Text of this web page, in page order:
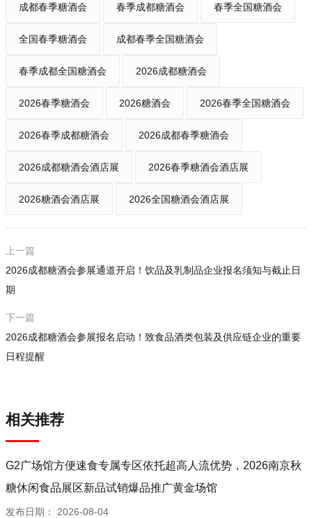
成都春季糖酒会 春季成都糖酒会 春季全国糖酒会
全国春季糖酒会 成都春季全国糖酒会
春季成都全国糖酒会 2026成都糖酒会
2026春季糖酒会 2026糖酒会 2026春季全国糖酒会
2026春季成都糖酒会 2026成都春季糖酒会
2026成都糖酒会酒店展 2026春季糖酒会酒店展
2026糖酒会酒店展 2026全国糖酒会酒店展
上一篇
2026成都糖酒会参展通道开启！饮品及乳制品企业报名须知与截止日
期
下一篇
2026成都糖酒会参展报名启动！致食品酒类包装及供应链企业的重要
日程提醒
相关推荐
G2广场馆方便速食专属专区依托超高人流优势，2026南京秋
糖休闲食品展区新品试销爆品推广黄金场馆
发布日期： 2026-08-04